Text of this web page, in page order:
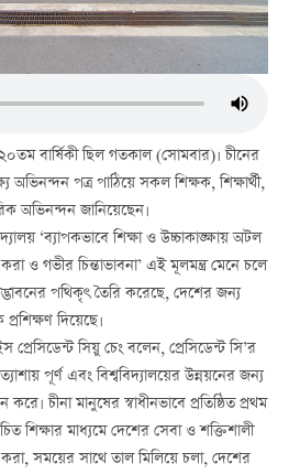
বার্ষিকী ছিল গতকাল (সোমবার)। চীনের
অভিনন্দন পত্র পাঠিয়ে সকল শিক্ষক, শিক্ষার্থী,
অভিনন্দন জানিয়েছেন।
‘ব্যাপকভাবে শিক্ষা ও উচ্চাকাঙ্ক্ষায় অটল
ও গভীর চিন্তাভাবনা’ এই মূলমন্ত্র মেনে চলে
পথিকৃৎ তৈরি করেছে, দেশের জন্য
দিয়েছে।
প্রেসিডেন্ট সিয়ু চেং বলেন, প্রেসিডেন্ট সি’র
পূর্ণ এবং বিশ্ববিদ্যালয়ের উন্নয়নের জন্য
চীনা মানুষের স্বাধীনভাবে প্রতিষ্ঠিত প্রথম
শিক্ষার মাধ্যমে দেশের সেবা ও শক্তিশালী
সময়ের সাথে তাল মিলিয়ে চলা, দেশের